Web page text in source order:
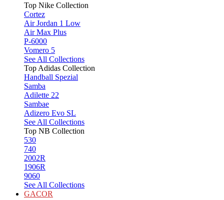
Top Nike Collection
Cortez
Air Jordan 1 Low
Air Max Plus
P-6000
Vomero 5
See All Collections
Top Adidas Collection
Handball Spezial
Samba
Adilette 22
Sambae
Adizero Evo SL
See All Collections
Top NB Collection
530
740
2002R
1906R
9060
See All Collections
GACOR